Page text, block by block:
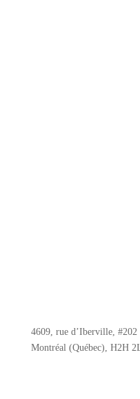
4609, rue d’Iberville, #202
Montréal (Québec), H2H